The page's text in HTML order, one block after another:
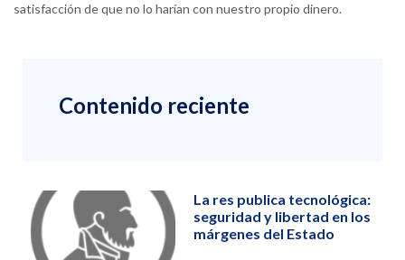
satisfacción de que no lo harían con nuestro propio dinero.
Contenido reciente
La res publica tecnológica:
seguridad y libertad en los
márgenes del Estado